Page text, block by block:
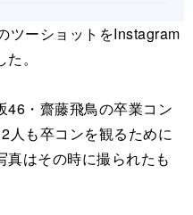
ツーショットをInstagram
。
・齋藤飛鳥の卒業コン
人も卒コンを観るために
はその時に撮られたも